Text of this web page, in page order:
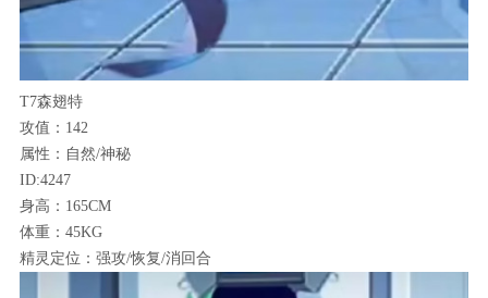
T7森翅特
攻值：142
属性：自然/神秘
ID:4247
身高：165CM
体重：45KG
精灵定位：强攻/恢复/消回合